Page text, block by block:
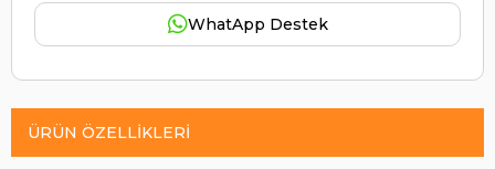
WhatApp Destek
ÜRÜN ÖZELLIKLERI